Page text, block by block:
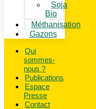
Soja
Bio
Méthanisation
Gazons
Qui
sommes-
nous ?
Publications
Espace
Presse
Contact